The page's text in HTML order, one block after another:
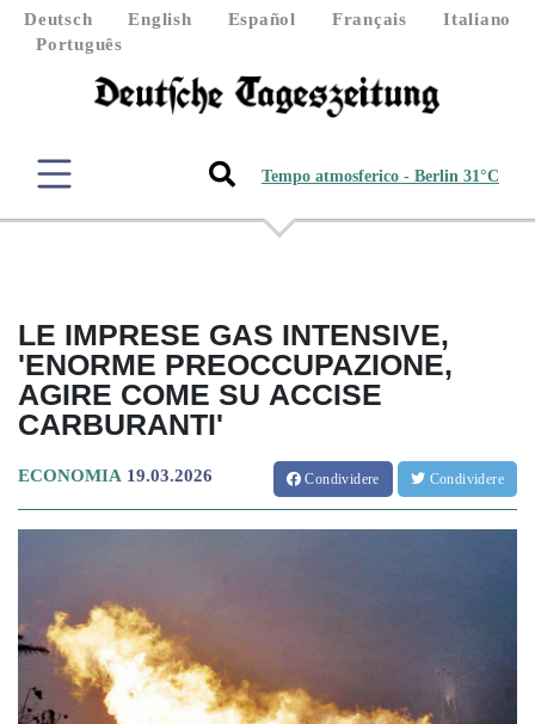
Deutsch English Español Français
Italiano
Português
Tempo atmosferico - Berlin 31°C
LE IMPRESE GAS INTENSIVE,
'ENORME PREOCCUPAZIONE,
AGIRE COME SU ACCISE
CARBURANTI'
ECONOMIA 19.03.2026 Condividere Condividere